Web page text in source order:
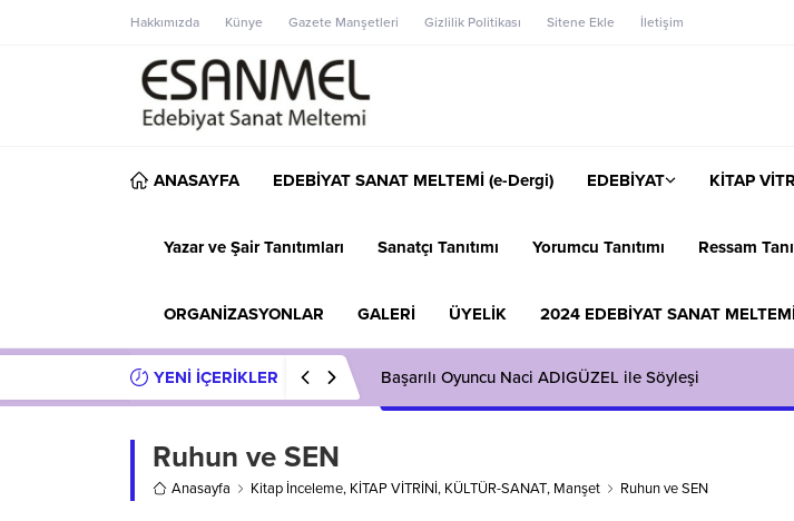
Hakkımızda Künye Gazete Manşetleri Gizlilik Politikası Sitene Ekle İletişim
ANASAYFA EDEBİYAT SANAT MELTEMİ (e-Dergi) EDEBİYAT KİTAP
Yazar ve Şair Tanıtımları Sanatçı Tanıtımı Yorumcu Tanıtımı Ressam
ORGANİZASYONLAR GALERİ ÜYELİK 2024 EDEBİYAT SANAT
YENİ İÇERİKLER Başarılı Oyuncu Naci ADIGÜZEL ile Söyleşi
Ruhun ve SEN
Anasayfa Kitap İnceleme, KİTAP VİTRİNİ, KÜLTÜR-SANAT, Manşet Ruhun ve SEN